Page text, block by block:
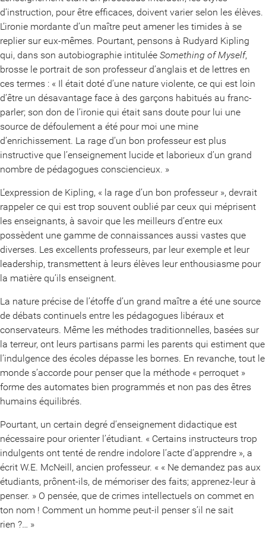
d’instruction, pour être efficaces, doivent varier selon les élèves.
L’ironie mordante d’un maître peut amener les timides à se
replier sur eux-mêmes. Pourtant, pensons à Rudyard Kipling
qui, dans son autobiographie intitulée Something of Myself,
brosse le portrait de son professeur d’anglais et de lettres en
ces termes : « Il était doté d’une nature violente, ce qui est loin
d’être un désavantage face à des garçons habitués au franc-
parler; son don de l’ironie qui était sans doute pour lui une
source de défoulement a été pour moi une mine
d’enrichissement. La rage d’un bon professeur est plus
instructive que l’enseignement lucide et laborieux d’un grand
nombre de pédagogues consciencieux. »
L’expression de Kipling, « la rage d’un bon professeur », devrait
rappeler ce qui est trop souvent oublié par ceux qui méprisent
les enseignants, à savoir que les meilleurs d’entre eux
possèdent une gamme de connaissances aussi vastes que
diverses. Les excellents professeurs, par leur exemple et leur
leadership, transmettent à leurs élèves leur enthousiasme pour
la matière qu’ils enseignent.
La nature précise de l’étoffe d’un grand maître a été une source
de débats continuels entre les pédagogues libéraux et
conservateurs. Même les méthodes traditionnelles, basées sur
la terreur, ont leurs partisans parmi les parents qui estiment que
l’indulgence des écoles dépasse les bornes. En revanche, tout le
monde s’accorde pour penser que la méthode « perroquet »
forme des automates bien programmés et non pas des êtres
humains équilibrés.
Pourtant, un certain degré d’enseignement didactique est
nécessaire pour orienter l’étudiant. « Certains instructeurs trop
indulgents ont tenté de rendre indolore l’acte d’apprendre », a
écrit W.E. McNeill, ancien professeur. « « Ne demandez pas aux
étudiants, prônent-ils, de mémoriser des faits; apprenez-leur à
penser. » O pensée, que de crimes intellectuels on commet en
ton nom ! Comment un homme peut-il penser s’il ne sait
rien ?… »